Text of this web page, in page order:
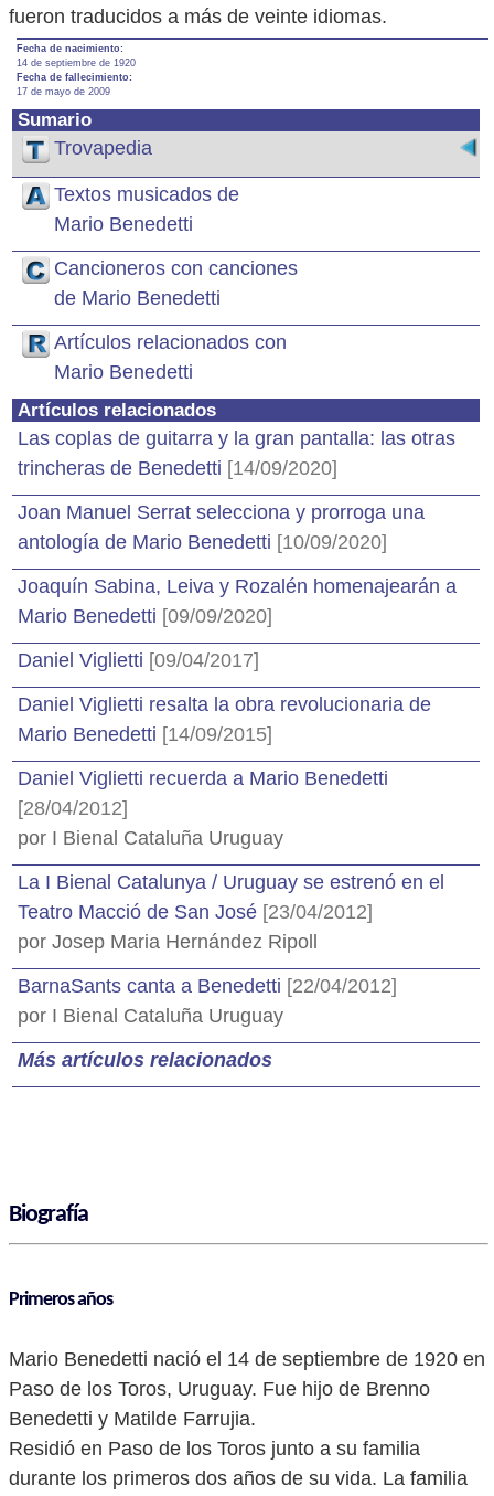
fueron traducidos a más de veinte idiomas.
Fecha de nacimiento:
14 de septiembre de 1920
Fecha de fallecimiento:
17 de mayo de 2009
Sumario
Trovapedia
Textos musicados de
Mario Benedetti
Cancioneros con canciones
de Mario Benedetti
Artículos relacionados con
Mario Benedetti
Artículos relacionados
Las coplas de guitarra y la gran pantalla: las otras
trincheras de Benedetti [14/09/2020]
Joan Manuel Serrat selecciona y prorroga una
antología de Mario Benedetti [10/09/2020]
Joaquín Sabina, Leiva y Rozalén homenajearán a
Mario Benedetti [09/09/2020]
Daniel Viglietti [09/04/2017]
Daniel Viglietti resalta la obra revolucionaria de
Mario Benedetti [14/09/2015]
Daniel Viglietti recuerda a Mario Benedetti
[28/04/2012]
por I Bienal Cataluña Uruguay
La I Bienal Catalunya / Uruguay se estrenó en el
Teatro Macció de San José [23/04/2012]
por Josep Maria Hernández Ripoll
BarnaSants canta a Benedetti [22/04/2012]
por I Bienal Cataluña Uruguay
Más artículos relacionados
Biografía
Primeros años
Mario Benedetti nació el 14 de septiembre de 1920 en
Paso de los Toros, Uruguay. Fue hijo de Brenno
Benedetti y Matilde Farrujia.
Residió en Paso de los Toros junto a su familia
durante los primeros dos años de su vida. La familia